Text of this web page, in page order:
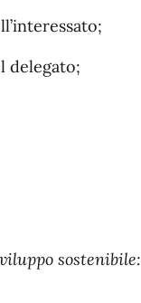
delegato;
sostenibile: